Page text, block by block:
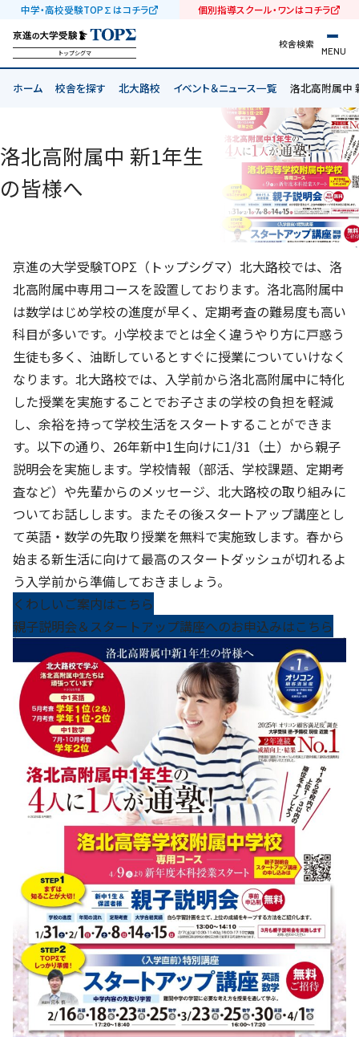
中学・高校受験TOP∑はコチラ 個別指導スクール・ワンはコチラ
トップシグマ
校舎検索
MENU
ホーム 校舎を探す 北大路校 イベント＆ニュース一覧 洛北高附属中
洛北高附属中 新1年生
の皆様へ
京進の大学受験TOPΣ（トップシグマ）北大路校では、洛
北高附属中専用コースを設置しております。洛北高附属中
は数学はじめ学校の進度が早く、定期考査の難易度も高い
科目が多いです。小学校までとは全く違うやり方に戸惑う
生徒も多く、油断しているとすぐに授業についていけなく
なります。北大路校では、入学前から洛北高附属中に特化
した授業を実施することでお子さまの学校の負担を軽減
し、余裕を持って学校生活をスタートすることができま
す。以下の通り、26年新中1生向けに1/31（土）から親子
説明会を実施します。学校情報（部活、学校課題、定期考
査など）や先輩からのメッセージ、北大路校の取り組みに
ついてお話しします。またその後スタートアップ講座とし
て英語・数学の先取り授業を無料で実施致します。春から
始まる新生活に向けて最高のスタートダッシュが切れるよ
う入学前から準備しておきましょう。
くわしいご案内はこちら
親子説明会＆スタートアップ講座へのお申込みはこちら